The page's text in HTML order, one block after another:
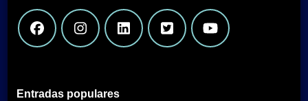
Entradas populares